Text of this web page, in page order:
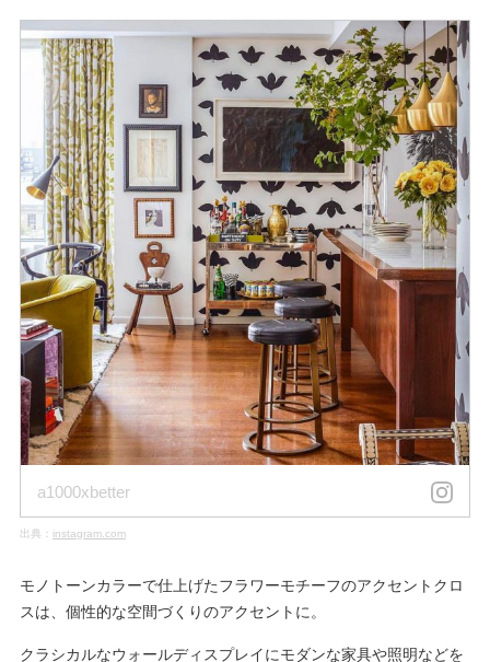
a1000xbetter
出典： instagram.com
モノトーンカラーで仕上げたフラワーモチーフのアクセントクロ
スは、個性的な空間づくりのアクセントに。
クラシカルなウォールディスプレイにモダンな家具や照明などを